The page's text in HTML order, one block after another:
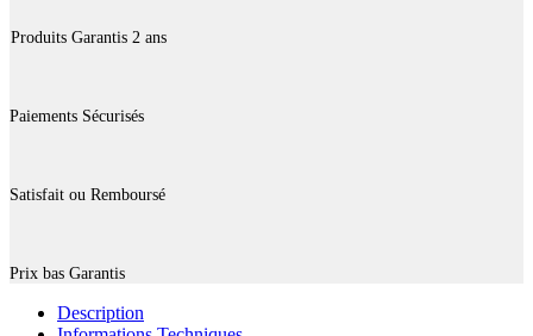
Produits Garantis 2 ans
Paiements Sécurisés
Satisfait ou Remboursé
Prix bas Garantis
Description